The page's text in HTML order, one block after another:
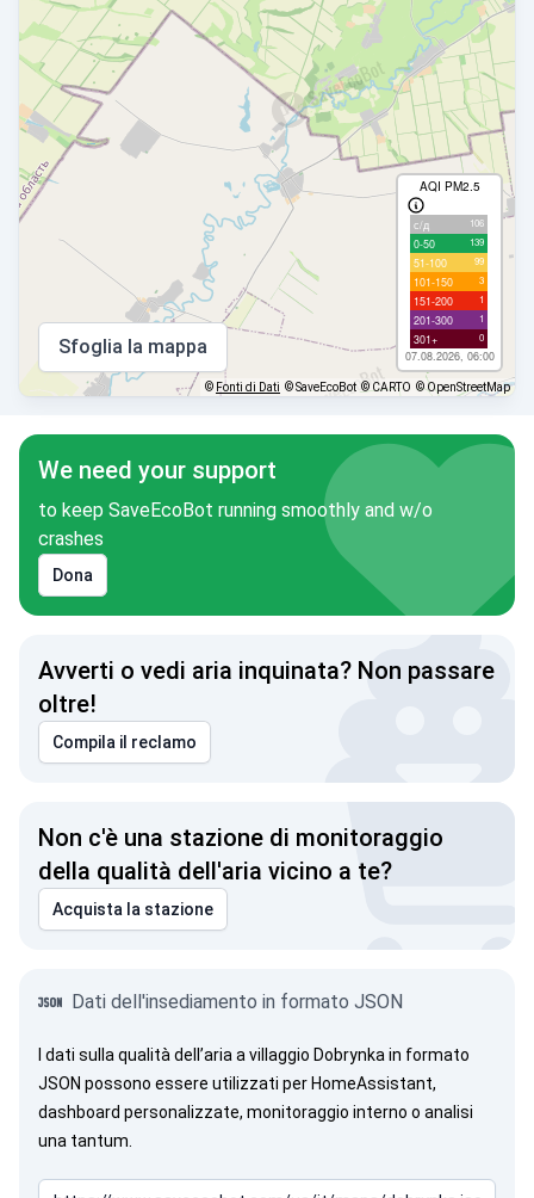
AQI PM2.5
с/д 106
0-50 139
51-100 99
101-150 3
151-200 1
201-300 1
301+ 0
07.08.2026, 06:00
Sfoglia la mappa
© Fonti di Dati © SaveEcoBot © CARTO © OpenStreetMap
We need your support
to keep SaveEcoBot running smoothly and w/o
crashes
Dona
Avverti o vedi aria inquinata? Non passare
oltre!
Compila il reclamo
Non c'è una stazione di monitoraggio
della qualità dell'aria vicino a te?
Acquista la stazione
Dati dell'insediamento in formato JSON
I dati sulla qualità dell’aria a villaggio Dobrynka in formato
JSON possono essere utilizzati per HomeAssistant,
dashboard personalizzate, monitoraggio interno o analisi
una tantum.